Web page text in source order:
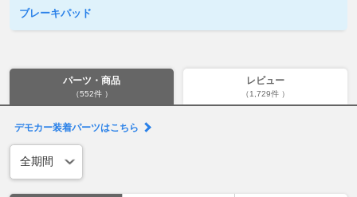
ブレーキパッド
パーツ・商品
（552件 ）
レビュー
（1,729件 ）
デモカー装着パーツはこちら